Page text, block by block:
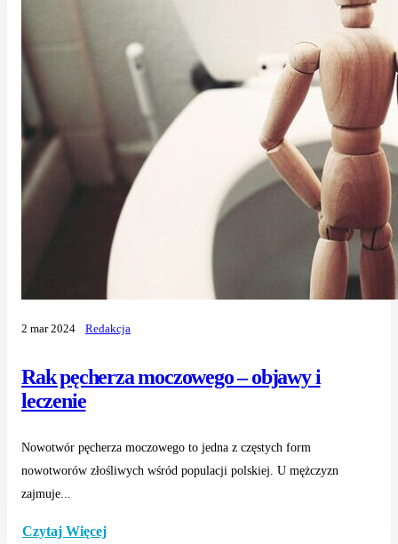
Rak pęcherza moczowego – objawy i
leczenie
2 mar 2024 Redakcja
Nowotwór pęcherza moczowego to jedna z częstych form
nowotworów złośliwych wśród populacji polskiej. U mężczyzn
zajmuje...
Czytaj Więcej